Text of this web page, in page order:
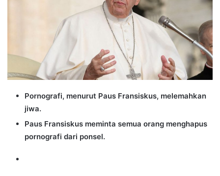
Pornografi, menurut Paus Fransiskus, melemahkan
jiwa.
Paus Fransiskus meminta semua orang menghapus
pornografi dari ponsel.